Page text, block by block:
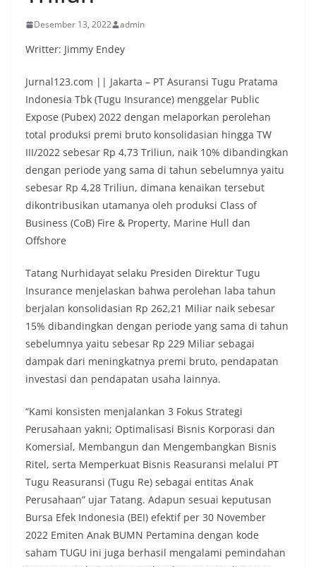
Desember 13, 2022 admin
Writter: Jimmy Endey
Jurnal123.com || Jakarta – PT Asuransi Tugu Pratama
Indonesia Tbk (Tugu Insurance) menggelar Public
Expose (Pubex) 2022 dengan melaporkan perolehan
total produksi premi bruto konsolidasian hingga TW
III/2022 sebesar Rp 4,73 Triliun, naik 10% dibandingkan
dengan periode yang sama di tahun sebelumnya yaitu
sebesar Rp 4,28 Triliun, dimana kenaikan tersebut
dikontribusikan utamanya oleh produksi Class of
Business (CoB) Fire & Property, Marine Hull dan
Offshore
Tatang Nurhidayat selaku Presiden Direktur Tugu
Insurance menjelaskan bahwa perolehan laba tahun
berjalan konsolidasian Rp 262,21 Miliar naik sebesar
15% dibandingkan dengan periode yang sama di tahun
sebelumnya yaitu sebesar Rp 229 Miliar sebagai
dampak dari meningkatnya premi bruto, pendapatan
investasi dan pendapatan usaha lainnya.
“Kami konsisten menjalankan 3 Fokus Strategi
Perusahaan yakni; Optimalisasi Bisnis Korporasi dan
Komersial, Membangun dan Mengembangkan Bisnis
Ritel, serta Memperkuat Bisnis Reasuransi melalui PT
Tugu Reasuransi (Tugu Re) sebagai entitas Anak
Perusahaan” ujar Tatang. Adapun sesuai keputusan
Bursa Efek Indonesia (BEI) efektif per 30 November
2022 Emiten Anak BUMN Pertamina dengan kode
saham TUGU ini juga berhasil mengalami pemindahan